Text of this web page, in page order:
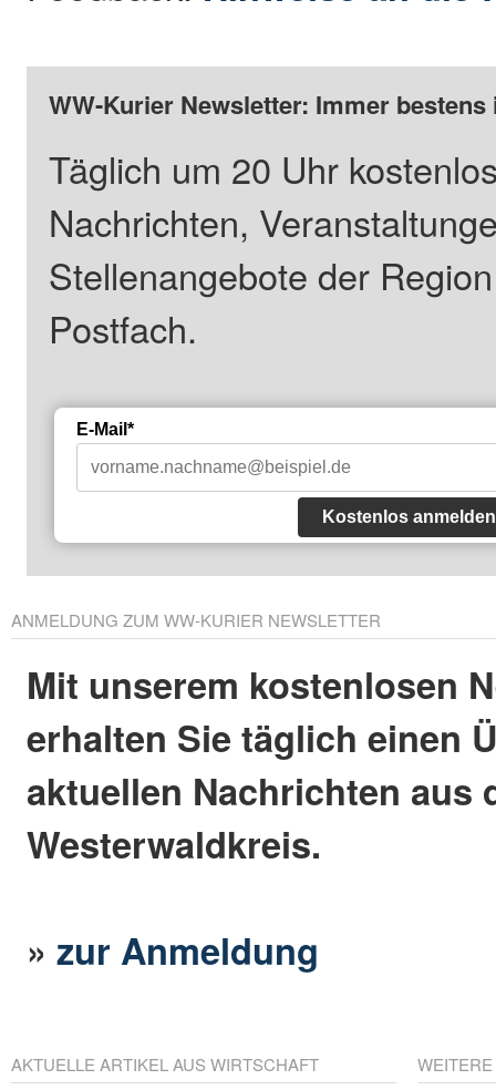
WW-Kurier Newsletter: Immer
Täglich um 20 Uhr
Nachrichten,
Stellenangebote der
Postfach.
E-Mail*
Kostenlos anmelden
ANMELDUNG ZUM WW-KURIER NEWSLETTER
Mit unserem kostenlosen
erhalten Sie täglich einen
aktuellen Nachrichten aus
Westerwaldkreis.
»zur Anmeldung
AKTUELLE ARTIKEL AUS WIRTSCHAFT